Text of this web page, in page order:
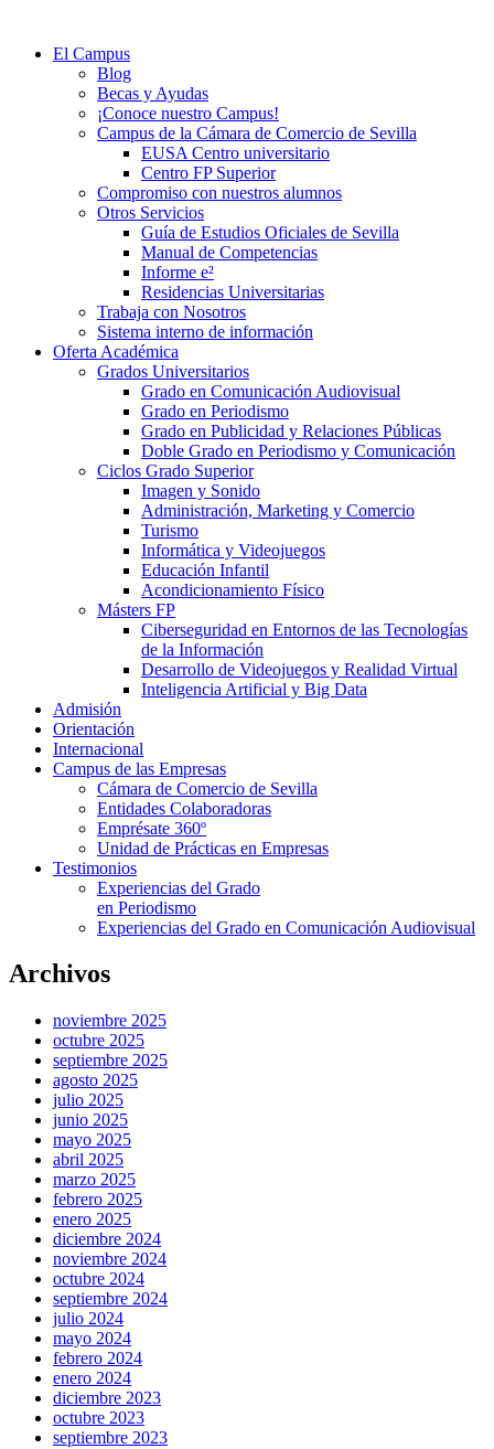
El Campus
Blog
Becas y Ayudas
¡Conoce nuestro Campus!
Campus de la Cámara de Comercio de Sevilla
EUSA Centro universitario
Centro FP Superior
Compromiso con nuestros alumnos
Otros Servicios
Guía de Estudios Oficiales de Sevilla
Manual de Competencias
Informe e²
Residencias Universitarias
Trabaja con Nosotros
Sistema interno de información
Oferta Académica
Grados Universitarios
Grado en Comunicación Audiovisual
Grado en Periodismo
Grado en Publicidad y Relaciones Públicas
Doble Grado en Periodismo y Comunicación
Ciclos Grado Superior
Imagen y Sonido
Administración, Marketing y Comercio
Turismo
Informática y Videojuegos
Educación Infantil
Acondicionamiento Físico
Másters FP
Ciberseguridad en Entornos de las Tecnologías
de la Información
Desarrollo de Videojuegos y Realidad Virtual
Inteligencia Artificial y Big Data
Admisión
Orientación
Internacional
Campus de las Empresas
Cámara de Comercio de Sevilla
Entidades Colaboradoras
Emprésate 360º
Unidad de Prácticas en Empresas
Testimonios
Experiencias del Grado
en Periodismo
Experiencias del Grado en Comunicación Audiovisual
Archivos
noviembre 2025
octubre 2025
septiembre 2025
agosto 2025
julio 2025
junio 2025
mayo 2025
abril 2025
marzo 2025
febrero 2025
enero 2025
diciembre 2024
noviembre 2024
octubre 2024
septiembre 2024
julio 2024
mayo 2024
febrero 2024
enero 2024
diciembre 2023
octubre 2023
septiembre 2023